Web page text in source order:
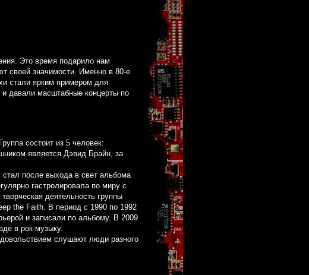
Это время подарило нам
своей значимости. Именно в 80-е
стали ярким примером для
и давали масштабные концерты по
состоит из 5 человек:
является Дэвид Брайн, за
после выхода в свет альбома
гастролировала по миру с
деятельность группы
the Faith. В период с 1990 по 1992
и записали по альбому. В 2009
в рок-музыку.
слушают люди разного